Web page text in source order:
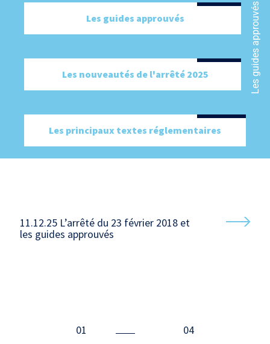
Les guides approuvés
Les guides approuvés
Les nouveautés de l'arrêté 2025
Les principaux textes réglementaires
11.12.25 L’arrêté du 23 février 2018 et
les guides approuvés
01 04